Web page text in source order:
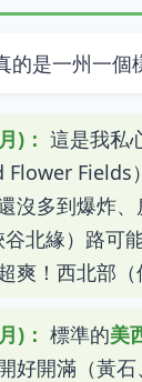
的是一州一個
)： 這是我私
Flower Fields
沒多到爆炸
谷北緣）路可
爽！西北部
)： 標準的美
好開滿（黃